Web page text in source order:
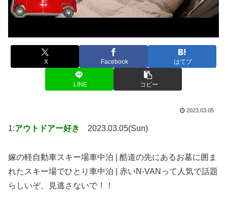
X Facebook はてブ
LINE コピー
2023.03.05
1:アウトドアー好き 2023.03.05(Sun)
嫁の軽自動車スキー場車中泊 | 酷道の先にあるお墓に囲ま
れたスキー場でひとり車中泊 | 赤いN-VANって人気で話題
らしいぞ、見逃さないで！！